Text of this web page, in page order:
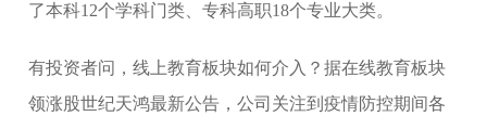
了本科12个学科门类、专科高职18个专业大类。
有投资者问，线上教育板块如何介入？据在线教育板块
领涨股世纪天鸿最新公告，公司关注到疫情防控期间各